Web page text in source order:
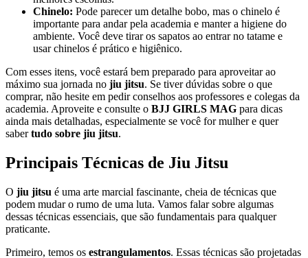
Chinelo: Pode parecer um detalhe bobo, mas o chinelo é
importante para andar pela academia e manter a higiene do
ambiente. Você deve tirar os sapatos ao entrar no tatame e
usar chinelos é prático e higiênico.
Com esses itens, você estará bem preparado para aproveitar ao
máximo sua jornada no jiu jitsu. Se tiver dúvidas sobre o que
comprar, não hesite em pedir conselhos aos professores e colegas da
academia. Aproveite e consulte o BJJ GIRLS MAG para dicas
ainda mais detalhadas, especialmente se você for mulher e quer
sabertudo sobre jiu jitsu.
Principais Técnicas de Jiu Jitsu
O jiu jitsu é uma arte marcial fascinante, cheia de técnicas que
podem mudar o rumo de uma luta. Vamos falar sobre algumas
dessas técnicas essenciais, que são fundamentais para qualquer
praticante.
Primeiro, temos os estrangulamentos. Essas técnicas são projetadas